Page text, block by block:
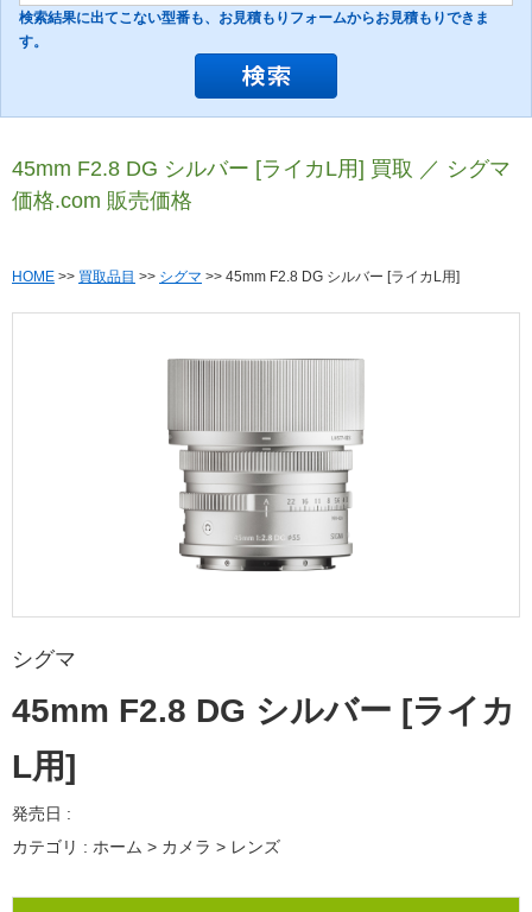
検索結果に出てこない型番も、お見積もりフォームからお見積もりできま
す。
45mm F2.8 DG シルバー [ライカL用] 買取 ／ シグマ
価格.com 販売価格
HOME >> 買取品目 >> シグマ >> 45mm F2.8 DG シルバー [ライカL用]
シグマ
45mm F2.8 DG シルバー [ライカ
L用]
発売日 :
カテゴリ : ホーム > カメラ > レンズ